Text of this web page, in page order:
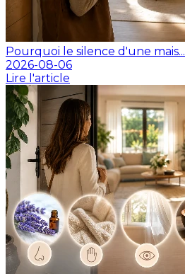
Pourquoi le silence d'une mais...
2026-08-06
Lire l'article